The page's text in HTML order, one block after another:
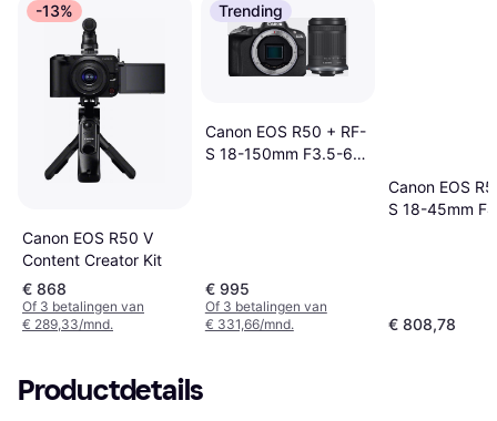
-13%
Canon EOS R50 V
Content Creator Kit
€ 868
Of 3 betalingen van
€ 289,33/mnd.
Trending
Canon EOS R50 + RF-
S 18-150mm F3.5-6.3
€ 995
Of 3 betalingen van
€ 331,66/mnd.
Canon EOS
S 18-45mm
€ 808,78
Productdetails